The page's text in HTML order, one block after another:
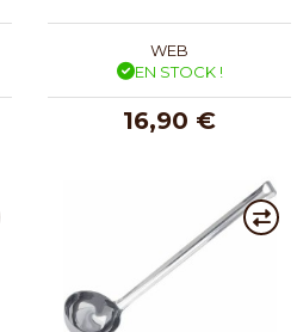
WEB
EN STOCK !
16,90 €